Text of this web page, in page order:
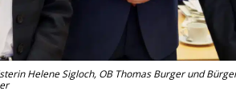
Helene Sigloch, OB Thomas Burger und